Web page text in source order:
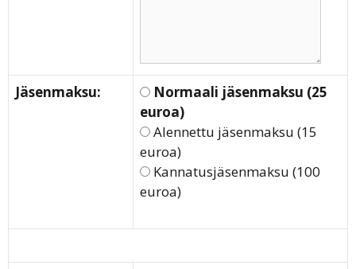
Jäsenmaksu:
Normaali jäsenmaksu (25
euroa)
Alennettu jäsenmaksu (15
euroa)
Kannatusjäsenmaksu (100
euroa)